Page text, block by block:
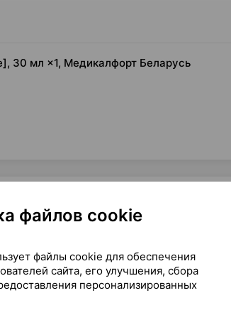
30 мл ×1, Медикалфорт Беларусь
30 мл ×1, Медикалфорт Беларусь
файлов cookie
файлы cookie для обеспечения
сайта, его улучшения, сбора
персонализированных